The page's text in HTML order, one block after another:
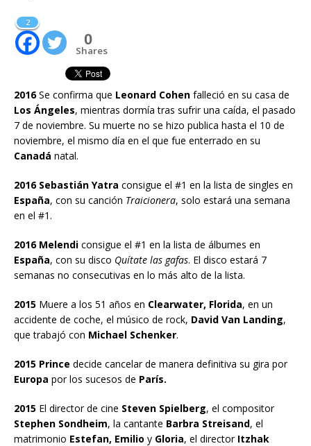
2
0
Shares
2016Se confirma que Leonard Cohen falleció en su casa de
Los Ángeles, mientras dormía tras sufrir una caída, el pasado
7 de noviembre. Su muerte no se hizo publica hasta el 10 de
noviembre, el mismo día en el que fue enterrado en su
Canadá natal.
2016 Sebastián Yatra consigue el #1 en la lista de singles en
España, con su canción Traicionera, solo estará una semana
en el #1.
2016 Melendi consigue el #1 en la lista de álbumes en
España, con su disco Quítate las gafas. El disco estará 7
semanas no consecutivas en lo más alto de la lista.
2015 Muere a los 51 años en Clearwater, Florida, en un
accidente de coche, el músico de rock, David Van Landing,
que trabajó con Michael Schenker.
2015 Prince decide cancelar de manera definitiva su gira por
Europa por los sucesos de París.
2015 El director de cine Steven Spielberg, el compositor
Stephen Sondheim, la cantante Barbra Streisand, el
matrimonio Estefan, Emilio y Gloria, el directorItzhak